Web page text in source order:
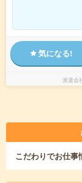
気になる!
派遣会
こだわりでお仕事